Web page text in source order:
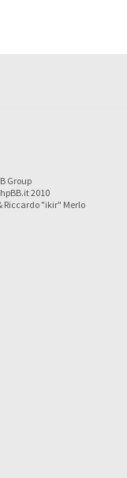
Group
2010
Riccardo "ikir" Merlo